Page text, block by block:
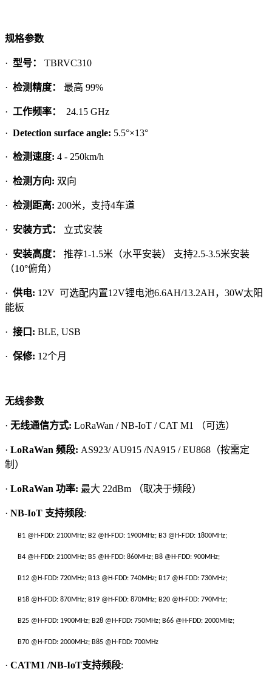
规格参数
· 型号： TBRVC310
· 检测精度： 最高 99%
· 工作频率： 24.15 GHz
· Detection surface angle: 5.5°×13°
· 检测速度: 4 - 250km/h
· 检测方向: 双向
· 检测距离: 200米，支持4车道
· 安装方式： 立式安装
· 安装高度：
推荐1-1.5米（水平安装） 支持2.5-3.5米安装
（10°俯角）
· 供电: 12V 可选配内置12V锂电池6.6AH/13.2AH，30W太阳
能板
· 接口: BLE, USB
· 保修: 12个月
无线参数
· 无线通信方式: LoRaWan / NB-IoT / CAT M1 （可选）
· LoRaWan 频段: AS923/ AU915 /NA915 / EU868（按需定
制）
· LoRaWan 功率: 最大 22dBm （取决于频段）
· NB-IoT 支持频段:
B1 @H-FDD: 2100MHz; B2 @H-FDD: 1900MHz; B3 @H-FDD: 1800MHz;
B4 @H-FDD: 2100MHz; B5 @H-FDD: 860MHz; B8 @H-FDD: 900MHz;
B12 @H-FDD: 720MHz; B13 @H-FDD: 740MHz; B17 @H-FDD: 730MHz;
B18 @H-FDD: 870MHz; B19 @H-FDD: 870MHz; B20 @H-FDD: 790MHz;
B25 @H-FDD: 1900MHz; B28 @H-FDD: 750MHz; B66 @H-FDD: 2000MHz;
B70 @H-FDD: 2000MHz; B85 @H-FDD: 700MHz
· CATM1 /NB-IoT支持频段: